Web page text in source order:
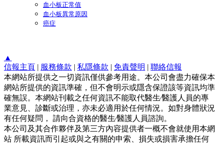
血小板正常值
血小板異常原因
癌症
▲
信報主頁 | 服務條款 | 私隱條款 | 免責聲明 | 聯絡信報
本網站所提供之一切資訊僅供參考用途。本公司會盡力確保本
網站所提供的資訊準確，但不會明示或隱含保證該等資訊均準
確無誤。本網站刊載之任何資訊不能取代醫生∕醫護人員的專
業意見、診斷或治理，亦未必適用於任何情況。如對身體狀況
有任何疑問， 請向合資格的醫生∕醫護人員諮詢。
本公司及其合作夥伴及第三方內容提供者一概不會就使用本網
站 所載資訊而引起或與之有關的申索、損失或損害承擔任何